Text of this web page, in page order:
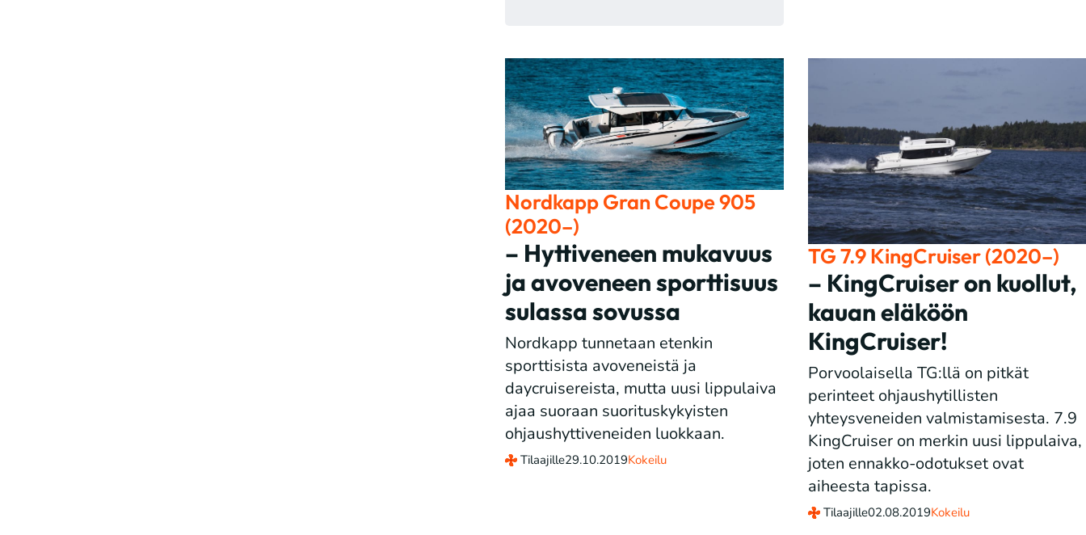
Nordkapp Gran Coupe 905
(2020–)
– Hyttiveneen mukavuus
ja avoveneen sporttisuus
sulassa sovussa
Nordkapp tunnetaan etenkin
sporttisista avoveneistä ja
daycruisereista, mutta uusi lippulaiva
ajaa suoraan suorituskykyisten
ohjaushyttiveneiden luokkaan.
Tilaajille29.10.2019Kokeilu
TG 7.9 KingCruiser (2020–)
– KingCruiser on kuollut,
kauan eläköön
KingCruiser!
Porvoolaisella TG:llä on pitkät
perinteet ohjaushytillisten
yhteysveneiden valmistamisesta. 7.9
KingCruiser on merkin uusi lippulaiva,
joten ennakko-odotukset ovat
aiheesta tapissa.
Tilaajille02.08.2019Kokeilu